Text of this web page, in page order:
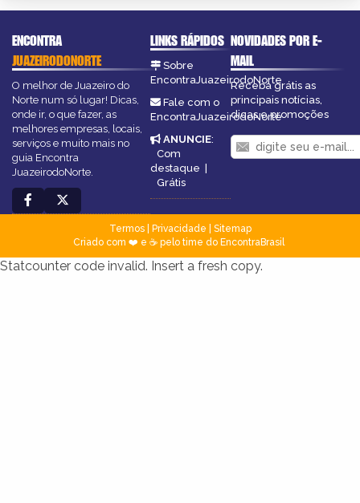
ENCONTRA
JUAZEIRODONORTE
O melhor de Juazeiro do
Norte num só lugar! Dicas,
onde ir, o que fazer, as
melhores empresas, locais,
serviços e muito mais no
guia Encontra
JuazeirodoNorte.
LINKS RÁPIDOS
Sobre
EncontraJuazeirodoNorte
Fale com o
EncontraJuazeirodoNorte
ANUNCIE:
Com
destaque |
Grátis
NOVIDADES POR E-
MAIL
Receba grátis as
principais notícias,
dicas e promoções
Termos| Privacidade
Sitemap
Criado com ❤️ e ☕ pelo time do EncontraBrasil
Statcounter code invalid. Insert a fresh copy.